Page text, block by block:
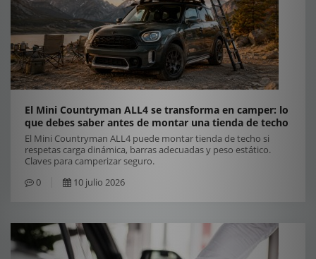
El Mini Countryman ALL4 se transforma en camper: lo
que debes saber antes de montar una tienda de techo
El Mini Countryman ALL4 puede montar tienda de techo si
respetas carga dinámica, barras adecuadas y peso estático.
Claves para camperizar seguro.
0
10 julio 2026